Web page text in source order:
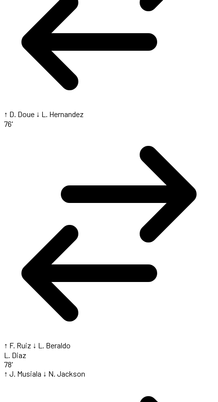
↑ D. Doue ↓ L. Hernandez
76'
↑ F. Ruiz ↓ L. Beraldo
L. Diaz
78'
↑ J. Musiala ↓ N. Jackson